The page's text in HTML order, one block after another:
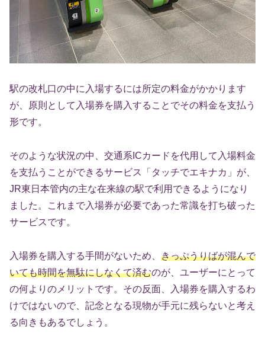
駅の改札口の中に入場するには所定の料金がかかります
が、原則として入場券を購入することでその料金を支払う
形です。
そのような状況の中、交通系ICカードを代用して入場料金
を支払うことができるサービス「タッチでエキナカ」が、
JR東日本管内の主な在来線の駅で利用できるようになり
ました。これまで入場券が必要であった常識を打ち破った
サービスです。
入場券を購入する手間がないため、 きっぷうりばが混んで
いても時間を無駄にしなくて済むのが、ユーザーにとって
の何よりのメリットです。その反面、入場券を購入するわ
けではないので、記念となる現物が手元に残らないと考え
る向きもあるでしょう。